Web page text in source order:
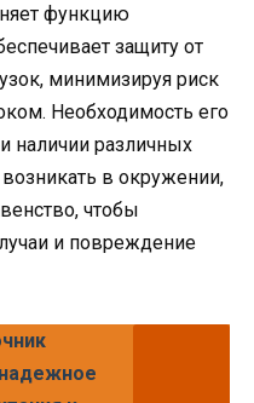
функцию
защиту от
минимизируя риск
Необходимость его
наличии различных
в окружении,
чтобы
и повреждение
надежное